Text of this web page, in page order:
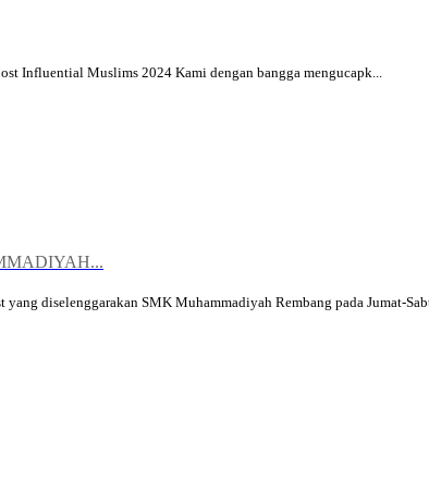
Influential Muslims 2024 Kami dengan bangga mengucapk...
diselenggarakan SMK Muhammadiyah Rembang pada Jumat-